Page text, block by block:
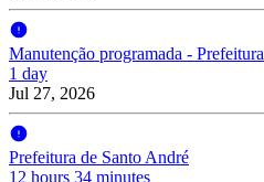
Manutenção programada -
1 day
Jul 27, 2026
Prefeitura de Santo André
12 hours 34 minutes